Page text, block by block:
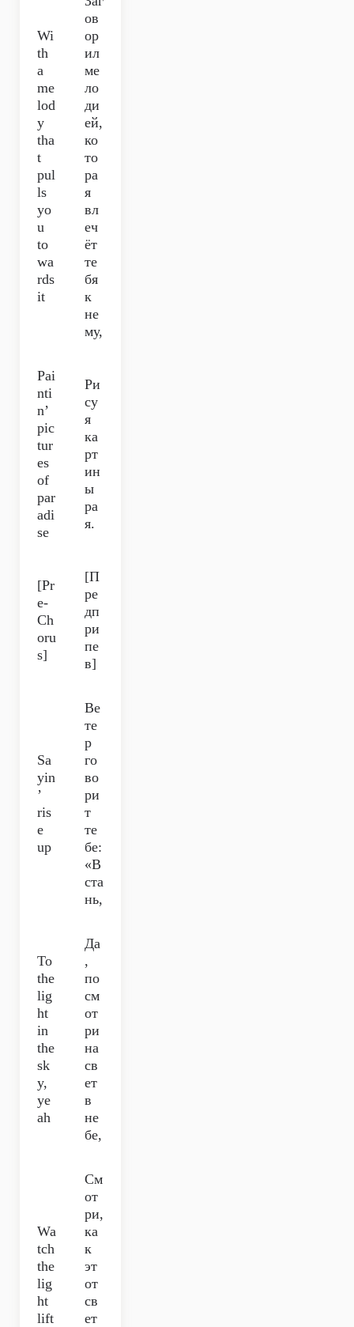
Wi
th
a
me
lod
y
tha
t
pul
ls
yo
u
to
wa
rds
it
ов
ор
ил
ме
ло
ди
ей,
ко
то
ра
я
вл
еч
ёт
те
бя
к
не
му,
Pai
nti
n’
pic
tur
es
of
par
adi
se
Ри
су
я
ка
рт
ин
ы
ра
я.
[Pr
e-
Ch
oru
s]
[П
ре
дп
ри
пе
в]
Sa
yin
’
ris
e
up
Ве
те
р
го
во
ри
т
те
бе:
«В
ста
нь,
To
the
lig
ht
in
the
sk
y,
ye
ah
Да
,
по
см
от
ри
на
св
ет
в
не
бе,
Wa
tch
the
lig
ht
lift
См
от
ри,
ка
к
эт
от
св
ет